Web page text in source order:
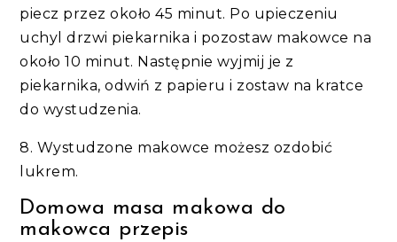
piecz przez około 45 minut. Po upieczeniu
uchyl drzwi piekarnika i pozostaw makowce na
około 10 minut. Następnie wyjmij je z
piekarnika, odwiń z papieru i zostaw na kratce
do wystudzenia.
8. Wystudzone makowce możesz ozdobić
lukrem.
Domowa masa makowa do
makowca przepis